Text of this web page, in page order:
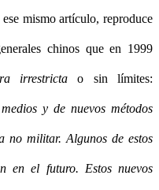
mismo artículo, reproduce
chinos que en 1999
irrestrictao sin límites:
y de nuevos métodos
no militar. Algunos de estos
en el futuro. Estos nuevos